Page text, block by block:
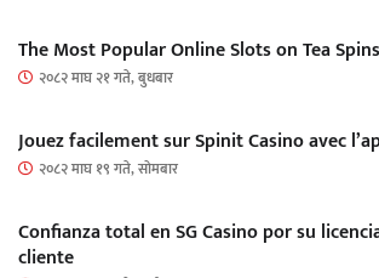
The Most Popular Online Slots on Tea
२०८२ माघ २१ गते, बुधबार
Jouez facilement sur Spinit Casino avec
२०८२ माघ १९ गते, सोमबार
Confianza total en SG Casino por su
cliente